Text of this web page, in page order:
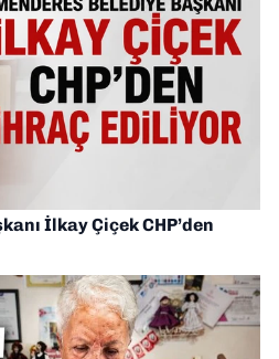
İlkay Çiçek CHP’den